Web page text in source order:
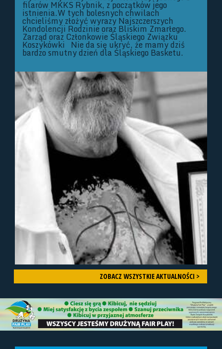
filarów MKKS Rybnik, z początków jego
istnienia.W tych bolesnych chwilach
chcieliśmy złożyć wyrazy Najszczerszych
Kondolencji Rodzinie oraz Bliskim Zmarłego.
Zarząd oraz Członkowie Śląskiego Związku
Koszykówki Nie da się ukryć, że mamy dziś
bardzo smutny dzień dla Śląskiego Basketu.
ZOBACZ WSZYSTKIE AKTUALNOŚCI >